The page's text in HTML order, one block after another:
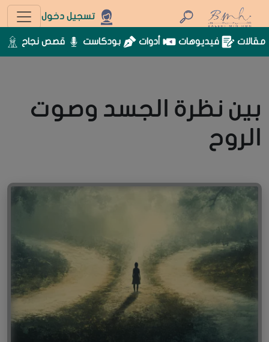
تسجيل دخول
مقالات فيديوهات أدوات بودكاست قصص نجاح
بين نظرة الجسد وصوت
الروح